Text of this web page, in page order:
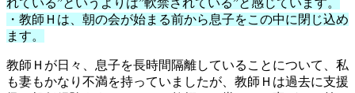
・教師Ｈは、朝の会が始まる前から息子をこの中に閉じ込め
ます。
教師Ｈが日々、息子を長時間隔離していることについて、私
も妻もかなり不満を持っていましたが、教師Ｈは過去に支援